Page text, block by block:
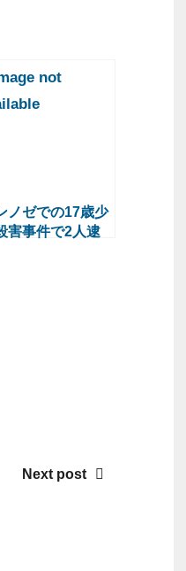
ノゼでの17歳少
害事件で2人逮
Next post